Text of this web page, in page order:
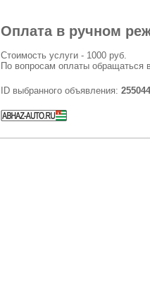
Оплата в ручном
Стоимость услуги - 1000 руб.
По вопросам оплаты обращаться
ID выбранного объявления: